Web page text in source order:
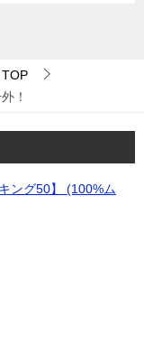
TOP
！
ング50】 (100%ム